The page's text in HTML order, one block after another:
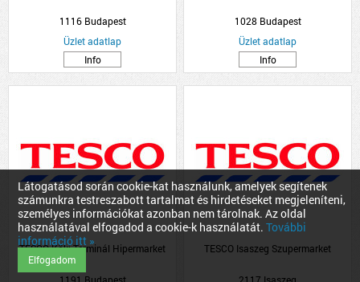
Látogatásod során cookie-kat használunk, amelyek segítenek
számunkra testreszabott tartalmat és hirdetéseket megjeleníteni,
személyes információkat azonban nem tárolnak. Az oldal
használatával elfogadod a cookie-k használatát. További
információ itt »
Elfogadom
1116 Budapest
Üzlet adatlap
Info
1028 Budapest
Üzlet adatlap
Info
TESCO Köki Terminál Hipermarket TESCO Isaszeg Szupermarket